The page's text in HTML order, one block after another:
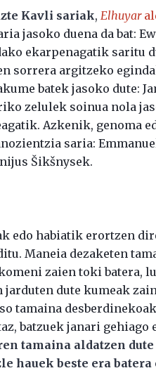
Kavli sariak,Elhuyar
jasoko duena da bat:
ekarpenagatik saritu
sorrera argitzeko
batek jasoko dute:
zelulek soinua nola
Azkenik, genoma
saria:
Šikšnysek.
edo habiatik erortzen
Maneia dezaketen
zaien toki batera,
dute kumeak
tamaina
batzuek janari gehiago
tamaina aldatzen
hauek beste era batera